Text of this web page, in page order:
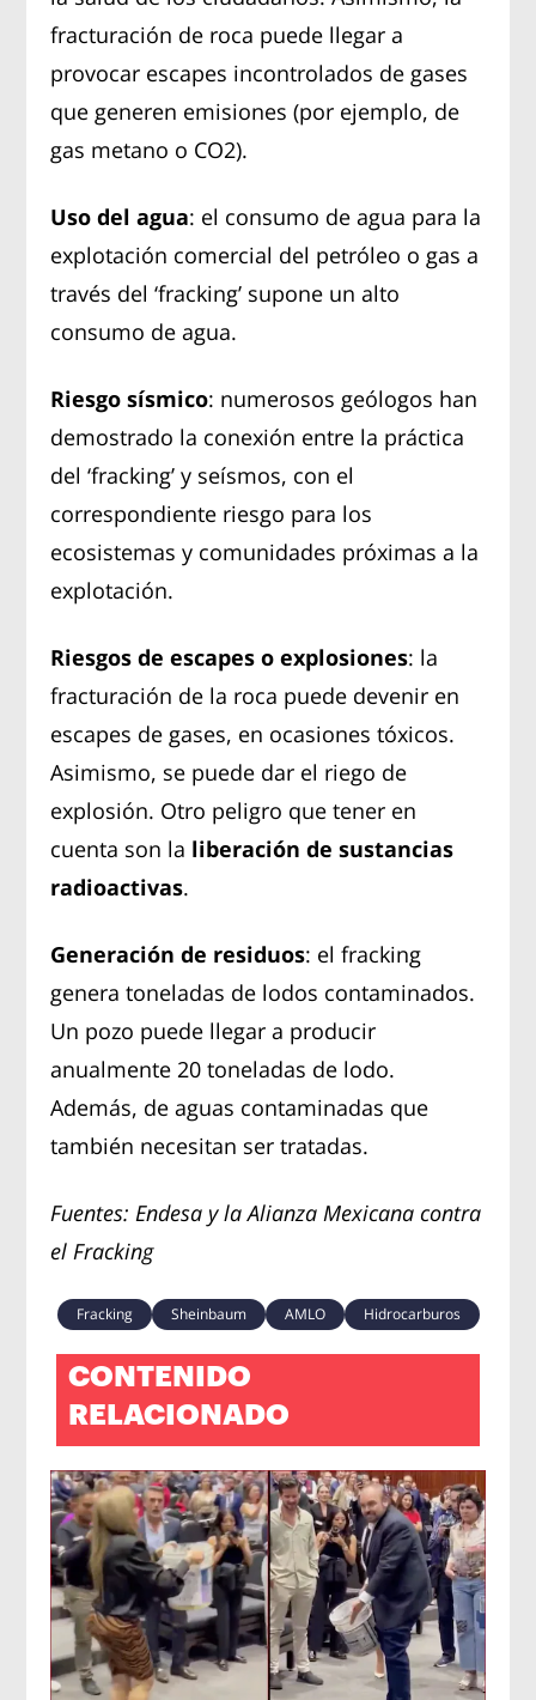
fracturación de roca puede llegar a
provocar escapes incontrolados de gases
que generen emisiones (por ejemplo, de
gas metano o CO2).
Uso del agua: el consumo de agua para la
explotación comercial del petróleo o gas a
través del ‘fracking’ supone un alto
consumo de agua.
Riesgo sísmico: numerosos geólogos han
demostrado la conexión entre la práctica
del ‘fracking’ y seísmos, con el
correspondiente riesgo para los
ecosistemas y comunidades próximas a la
explotación.
Riesgos de escapes o explosiones: la
fracturación de la roca puede devenir en
escapes de gases, en ocasiones tóxicos.
Asimismo, se puede dar el riego de
explosión. Otro peligro que tener en
cuenta son la liberación de sustancias
radioactivas.
Generación de residuos: el fracking
genera toneladas de lodos contaminados.
Un pozo puede llegar a producir
anualmente 20 toneladas de lodo.
Además, de aguas contaminadas que
también necesitan ser tratadas.
Fuentes: Endesa y la Alianza Mexicana contra
el Fracking
Fracking Sheinbaum AMLO Hidrocarburos
CONTENIDO
RELACIONADO